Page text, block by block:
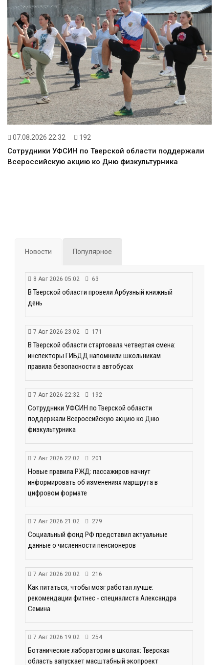
07.08.2026 22:32 192
Сотрудники УФСИН по Тверской области поддержали
Всероссийскую акцию ко Дню физкультурника
Новости Популярное
8 Авг 2026 05:02 63
В Тверской области провели Арбузный книжный
день
7 Авг 2026 23:02 171
В Тверской области стартовала четвертая смена:
инспекторы ГИБДД напомнили школьникам
правила безопасности в автобусах
7 Авг 2026 22:32 192
Сотрудники УФСИН по Тверской области
поддержали Всероссийскую акцию ко Дню
физкультурника
7 Авг 2026 22:02 201
Новые правила РЖД: пассажиров начнут
информировать об изменениях маршрута в
цифровом формате
7 Авг 2026 21:02 279
Социальный фонд РФ представил актуальные
данные о численности пенсионеров
7 Авг 2026 20:02 216
Как питаться, чтобы мозг работал лучше:
рекомендации фитнес ‑ специалиста Александра
Семина
7 Авг 2026 19:02 254
Ботанические лаборатории в школах: Тверская
область запускает масштабный экопроект